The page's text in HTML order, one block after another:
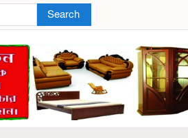
Search